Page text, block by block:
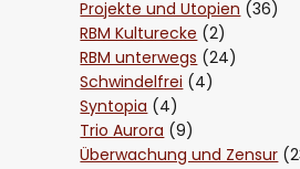
Projekte und Utopien (36)
RBM Kulturecke (2)
RBM unterwegs (24)
Schwindelfrei (4)
Syntopia (4)
Trio Aurora (9)
Überwachung und Zensur